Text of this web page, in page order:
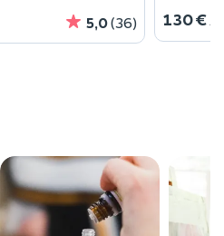
5,0(36) 130 €